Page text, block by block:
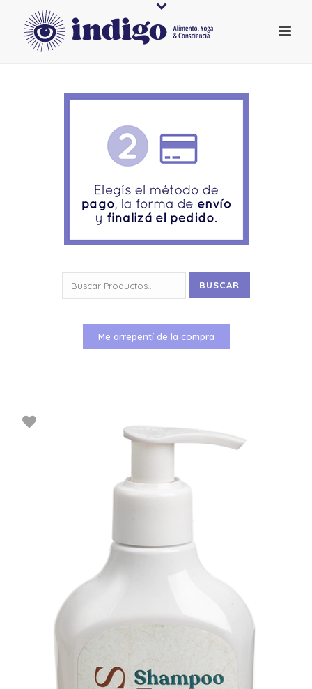
por:
BUSCAR
Me arrepentí de la compra